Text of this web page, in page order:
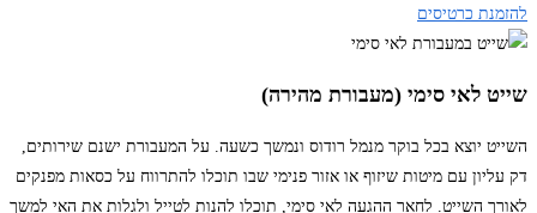
להזמנת כרטיסים
שייט לאי סימי (מעבורת מהירה)
השייט יוצא בכל בוקר מנמל רודוס ונמשך כשעה. על המעבורת ישנם שירותים,
דק עליון עם מיטות שיזוף או אזור פנימי שבו תוכלו להתרווח על כסאות מפנקים
לאורך השייט. לחאר ההגעה לאי סימי, תוכלו להנות לטייל ולגלות את האי למשך